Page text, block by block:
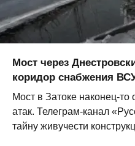
Мост через
коридор снабжения
Мост в Затоке наконец-то
атак. Телеграм-канал
тайну живучести